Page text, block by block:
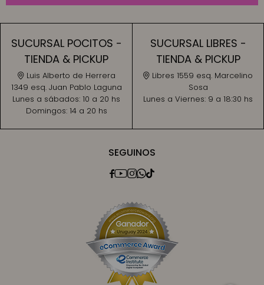
SEGUINOS

SUCURSAL POCITOS -
TIENDA & PICKUP
Luis Alberto de Herrera
1349 esq. Juan Pablo Laguna
Lunes a sábados: 10 a 20 hs
Domingos: 14 a 20 hs
SUCURSAL LIBRES -
TIENDA & PICKUP
Libres 1559 esq. Marcelino
Sosa
Lunes a Viernes: 9 a 18:30 hs